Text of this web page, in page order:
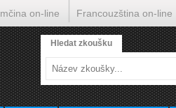
on-line Francouzština on-line
Hledat zkoušku